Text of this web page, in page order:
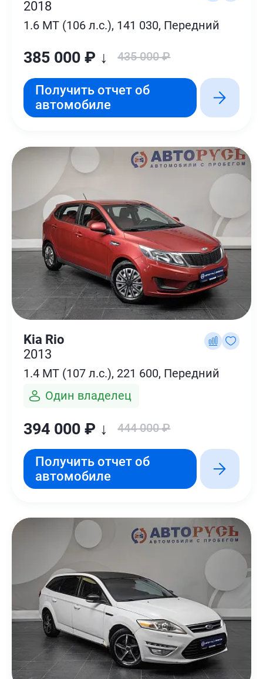
2018
1.6 MT (106 л.с.), 141 030, Передний
385 000 ₽ ↓ 435 000 ₽
Получить отчет об
автомобиле
Kia Rio
2013
1.4 MT (107 л.с.), 221 600, Передний
Один владелец
394 000 ₽ ↓ 444 000 ₽
Получить отчет об
автомобиле